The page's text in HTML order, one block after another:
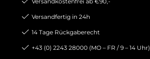
Versandfertig in 24h
14 Tage Rückgaberecht
+43 (0) 2243 28000 (MO – FR / 9 – 14 Uhr)